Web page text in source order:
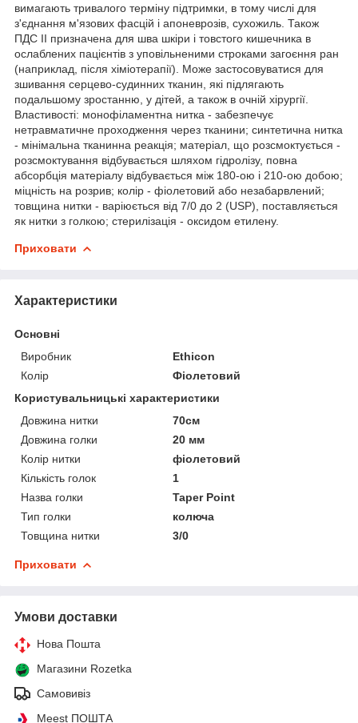
вимагають тривалого терміну підтримки, в тому числі для
з'єднання м'язових фасцій і апоневрозів, сухожиль. Також
ПДС II призначена для шва шкіри і товстого кишечника в
ослаблених пацієнтів з уповільненими строками загоєння ран
(наприклад, після хіміотерапії). Може застосовуватися для
зшивання серцево-судинних тканин, які підлягають
подальшому зростанню, у дітей, а також в очній хірургії.
Властивості: монофіламентна нитка - забезпечує
нетравматичне проходження через тканини; синтетична нитка
- мінімальна тканинна реакція; матеріал, що розсмоктується -
розсмоктування відбувається шляхом гідролізу, повна
абсорбція матеріалу відбувається між 180-ою і 210-ою добою;
міцність на розрив; колір - фіолетовий або незабарвлений;
товщина нитки - варіюється від 7/0 до 2 (USP), поставляється
як нитки з голкою; стерилізація - оксидом етилену.
Приховати
Характеристики
Основні
Виробник
Ethicon
Колір
Фіолетовий
Користувальницькі характеристики
Довжина нитки
70см
Довжина голки
20 мм
Колір нитки
фіолетовий
Кількість голок
1
Назва голки
Taper Point
Тип голки
колюча
Товщина нитки
3/0
Приховати
Умови доставки
Нова Пошта
Магазини Rozetka
Самовивіз
Meest ПОШТА